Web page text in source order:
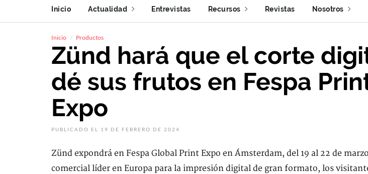
Inicio Actualidad Entrevistas Recursos Revistas Nosotros
Inicio Productos
Zünd hará que el corte
dé sus frutos en Fespa
Expo
PUBLICADO EL 19 DE FEBRERO DE 2024
Zünd expondrá en Fespa Global Print Expo en Ámsterdam, del 19 al 22 de
comercial líder en Europa para la impresión digital de gran formato, los